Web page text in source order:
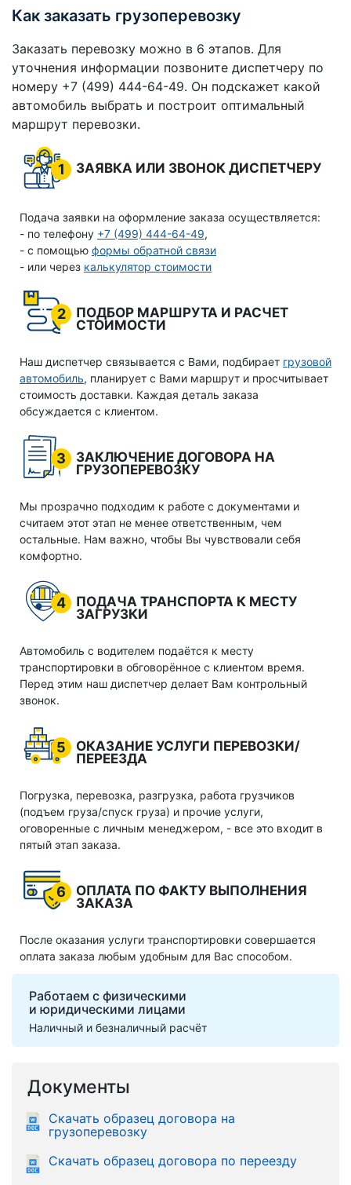
Как заказать грузоперевозку
Заказать перевозку можно в 6 этапов. Для
уточнения информации позвоните диспетчеру по
номеру +7 (499) 444-64-49. Он подскажет какой
автомобиль выбрать и построит оптимальный
маршрут перевозки.
1 ЗАЯВКА ИЛИ ЗВОНОК ДИСПЕТЧЕРУ
Подача заявки на оформление заказа осуществляется:
- по телефону +7 (499) 444-64-49,
- с помощью формы обратной связи
- или через калькулятор стоимости
2
ПОДБОР МАРШРУТА И РАСЧЕТ
СТОИМОСТИ
Наш диспетчер связывается с Вами, подбирает грузовой
автомобиль, планирует с Вами маршрут и просчитывает
стоимость доставки. Каждая деталь заказа
обсуждается с клиентом.
3
ЗАКЛЮЧЕНИЕ ДОГОВОРА НА
ГРУЗОПЕРЕВОЗКУ
Мы прозрачно подходим к работе с документами и
считаем этот этап не менее ответственным, чем
остальные. Нам важно, чтобы Вы чувствовали себя
комфортно.
4
ПОДАЧА ТРАНСПОРТА К МЕСТУ
ЗАГРУЗКИ
Автомобиль с водителем подаётся к месту
транспортировки в обговорённое с клиентом время.
Перед этим наш диспетчер делает Вам контрольный
звонок.
5
ОКАЗАНИЕ УСЛУГИ ПЕРЕВОЗКИ/
ПЕРЕЕЗДА
Погрузка, перевозка, разгрузка, работа грузчиков
(подъем груза/спуск груза) и прочие услуги,
оговоренные с личным менеджером, - все это входит в
пятый этап заказа.
6
ОПЛАТА ПО ФАКТУ ВЫПОЛНЕНИЯ
ЗАКАЗА
После оказания услуги транспортировки совершается
оплата заказа любым удобным для Вас способом.
Работаем с физическими
и юридическими лицами
Наличный и безналичный расчёт
Документы
Скачать образец договора на
грузоперевозку
Скачать образец договора по переезду